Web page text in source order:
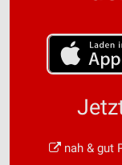
nah & gut